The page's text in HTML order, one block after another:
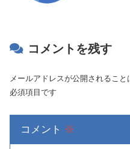
コメントを残す
メールアドレスが公開されること
必須項目です
コメント ※